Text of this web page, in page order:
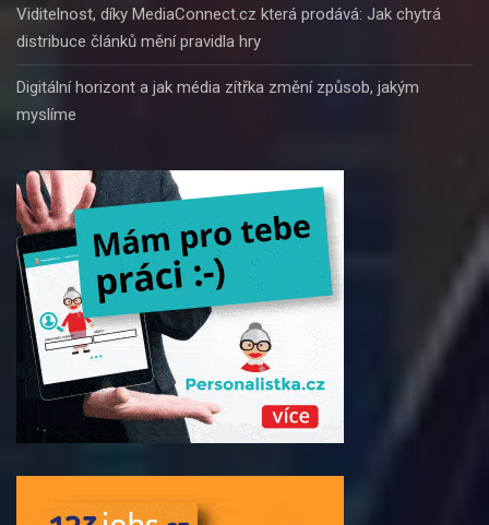
Viditelnost, díky MediaConnect.cz která prodává: Jak chytrá
distribuce článků mění pravidla hry
Digitální horizont a jak média zítřka změní způsob, jakým
myslíme